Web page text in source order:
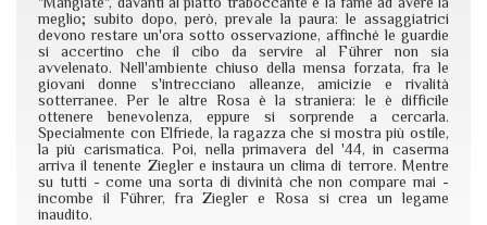
meglio; subito dopo, però, prevale la paura: le assaggiatrici
devono restare un'ora sotto osservazione, affinché le guardie
si accertino che il cibo da servire al Führer non sia
avvelenato. Nell'ambiente chiuso della mensa forzata, fra le
giovani donne s'intrecciano alleanze, amicizie e rivalità
sotterranee. Per le altre Rosa è la straniera: le è difficile
ottenere benevolenza, eppure si sorprende a cercarla.
Specialmente con Elfriede, la ragazza che si mostra più ostile,
la più carismatica. Poi, nella primavera del '44, in caserma
arriva il tenente Ziegler e instaura un clima di terrore. Mentre
su tutti - come una sorta di divinità che non compare mai -
incombe il Führer, fra Ziegler e Rosa si crea un legame
inaudito.